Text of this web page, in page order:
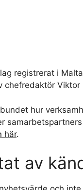
registrerat i
hur
här.
av